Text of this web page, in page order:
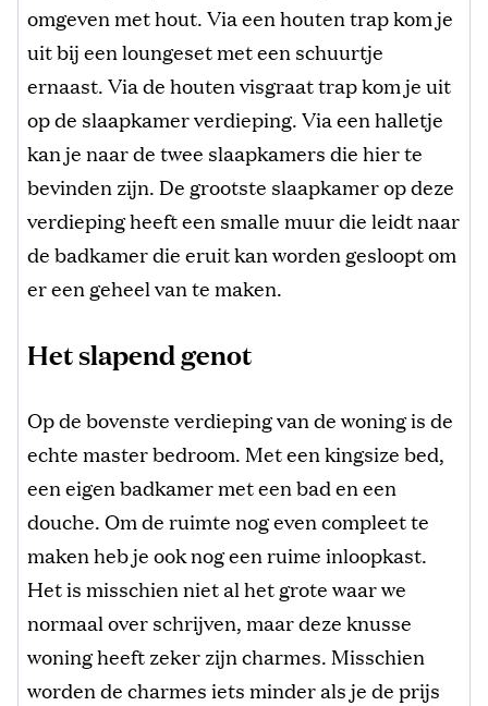
omgeven met hout. Via een houten trap kom je
uit bij een loungeset met een schuurtje
ernaast. Via de houten visgraat trap kom je uit
op de slaapkamer verdieping. Via een halletje
kan je naar de twee slaapkamers die hier te
bevinden zijn. De grootste slaapkamer op deze
verdieping heeft een smalle muur die leidt naar
de badkamer die eruit kan worden gesloopt om
er een geheel van te maken.
Het slapend genot
Op de bovenste verdieping van de woning is de
echte master bedroom. Met een kingsize bed,
een eigen badkamer met een bad en een
douche. Om de ruimte nog even compleet te
maken heb je ook nog een ruime inloopkast.
Het is misschien niet al het grote waar we
normaal over schrijven, maar deze knusse
woning heeft zeker zijn charmes. Misschien
worden de charmes iets minder als je de prijs